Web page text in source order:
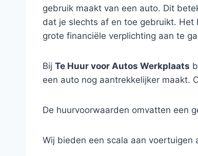
gebruik maakt van een auto. Dit
dat je slechts af en toe gebruikt. Het
grote financiële verplichting aan te
Bij Te Huur voor Autos Werkplaats
een auto nog aantrekkelijker maakt.
De huurvoorwaarden omvatten een
Wij bieden een scala aan voertuigen